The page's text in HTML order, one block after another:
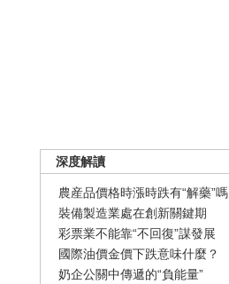
深度解讀
農産品價格時漲時跌有“解藥”嗎
裝備製造業處在創新關鍵期
彩票業不能靠“不回復”謀發展
國際油價金價下跌意味什麼？
奶企公關中傳遞的“負能量”